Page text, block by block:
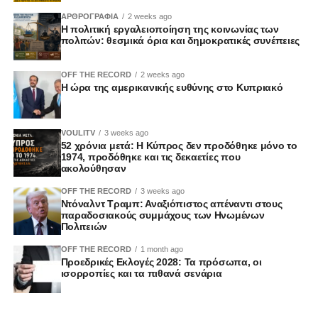
ΑΡΘΡΟΓΡΑΦΙΑ 2 weeks ago
Η πολιτική εργαλειοποίηση της κοινωνίας των
πολιτών: θεσμικά όρια και δημοκρατικές συνέπειες
OFF THE RECORD 2 weeks ago
Η ώρα της αμερικανικής ευθύνης στο Κυπριακό
VOULITV 3 weeks ago
52 χρόνια μετά: Η Κύπρος δεν προδόθηκε μόνο το
1974, προδόθηκε και τις δεκαετίες που
ακολούθησαν
OFF THE RECORD 3 weeks ago
Ντόναλντ Τραμπ: Αναξιόπιστος απέναντι στους
παραδοσιακούς συμμάχους των Ηνωμένων
Πολιτειών
OFF THE RECORD 1 month ago
Προεδρικές Εκλογές 2028: Τα πρόσωπα, οι
ισορροπίες και τα πιθανά σενάρια